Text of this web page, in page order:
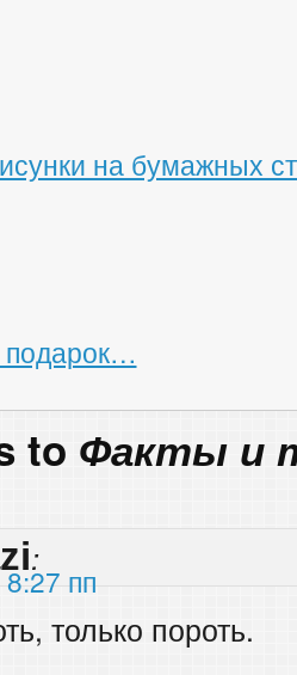
на бумажных
to Факты и
:
пп
только пороть.